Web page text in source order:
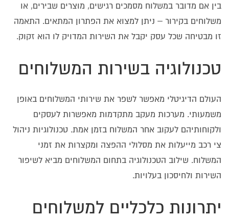
בין אם מדובר במשלוח מסמכים רגישים, מוצרים שבירים, או
משלוחים בקירור – ניתן למצוא את הפתרון המתאים. התאמה
זו מבטיחה שכל עסק יקבל את השירות המדויק לו הוא זקוק.
טכנולוגיה בשירות המשלוחים
העולם הדיגיטלי מאפשר לשפר את שירותי המשלוחים באופן
משמעותי. מערכות מעקב מתקדמות מאפשרות לעסקים
ולקוחותיהם לעקוב אחר המשלוח בזמן אמת. טכנולוגיות ניהול
צי רכב מייעלות את מסלולי ההפצה ומקצרות את זמני
המשלוח. שילוב הטכנולוגיה בתחום המשלוחים מביא לשיפור
השירות ולחיסכון בעלויות.
יתרונות כלכליים למשלוחים